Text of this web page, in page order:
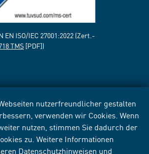
nutzerfreundlicher gestalten
verwenden wir Cookies. Wenn
nutzen, stimmen Sie dadurch der
zu. Weitere Informationen
Datenschutzhinweisen und
ISO/IEC 27001:2022 (Zert.-
TMS[PDF])